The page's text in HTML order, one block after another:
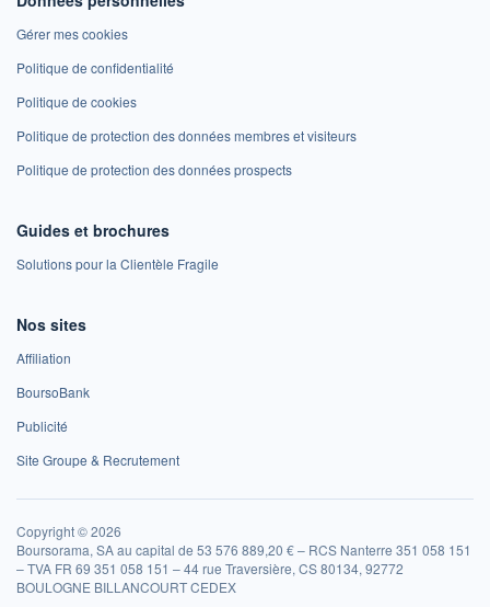
Gérer mes cookies
Politique de confidentialité
Politique de cookies
Politique de protection des données membres et visiteurs
Politique de protection des données prospects
Guides et brochures
Solutions pour la Clientèle Fragile
Nos sites
Affiliation
BoursoBank
Publicité
Site Groupe & Recrutement
Copyright © 2026
Boursorama, SA au capital de 53 576 889,20 € – RCS Nanterre 351 058 151
– TVA FR 69 351 058 151 – 44 rue Traversière, CS 80134, 92772
BOULOGNE BILLANCOURT CEDEX